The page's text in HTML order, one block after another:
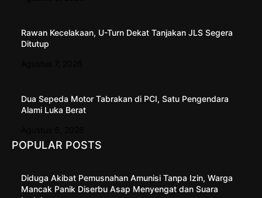
Rawan Kecelakaan, U-Turn Dekat Tanjakan JLS Segera
Ditutup
Dua Sepeda Motor Tabrakan di PCI, Satu Pengendara
Alami Luka Berat
POPULAR POSTS
Diduga Akibat Pemusnahan Amunisi Tanpa Izin, Warga
Mancak Panik Diserbu Asap Menyengat dan Suara